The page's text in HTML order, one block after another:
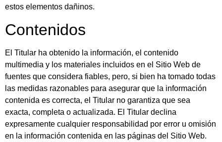
estos elementos dañinos.
Contenidos
El Titular ha obtenido la información, el contenido
multimedia y los materiales incluidos en el Sitio Web de
fuentes que considera fiables, pero, si bien ha tomado todas
las medidas razonables para asegurar que la información
contenida es correcta, el Titular no garantiza que sea
exacta, completa o actualizada. El Titular declina
expresamente cualquier responsabilidad por error u omisión
en la información contenida en las páginas del Sitio Web.